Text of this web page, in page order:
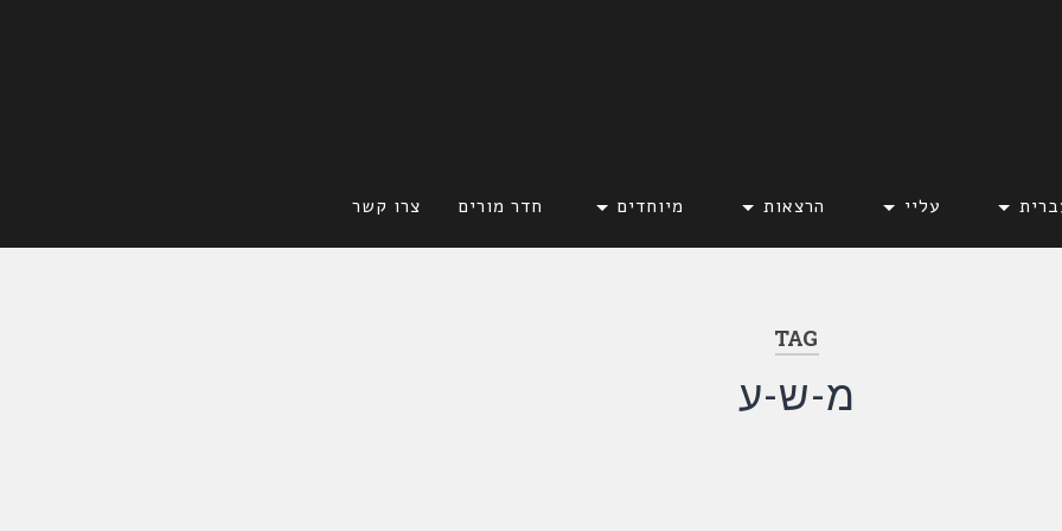
עליי הרצאות מיוחדים חדר מורים צרו קשר
TAG
מ-ש-ע